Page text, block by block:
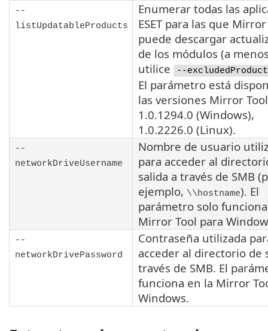
--
listUpdatableProducts
Enumerar todas las
ESETpara las que Mirror
puede descargar
de los módulos (a
utilice
--
El parámetro está
las versiones Mirror Tool
1.0.1294.0 (Windows),
1.0.2226.0 (Linux).
--
networkDriveUsername
Nombre de usuario
para acceder al
salida a través de SMB
ejemplo, \\hostname). El
parámetro solo
Mirror Tool para
--
networkDrivePassword
Contraseña utilizada
acceder al directorio de
través de SMB. El
funciona en la Mirror
Windows.